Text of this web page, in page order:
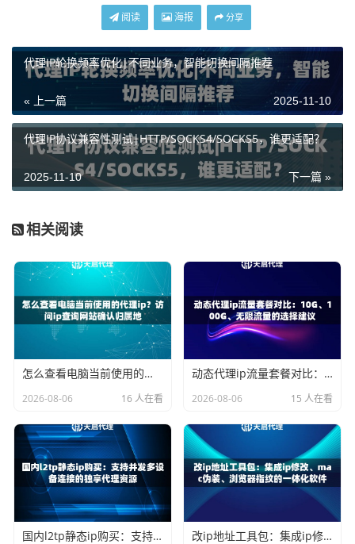
第二法则：智能调度要会"看路"
0毫秒级。当检测到某节点超过阈值时，系统自动切换备用线
路，比人工切换快200倍以上。
异常类型
应对策略
IP响应超时
0.5秒内自动切换
目标网站反爬 协议类型动态调整
区域访问限制 200+城市节点智能匹配
第三法则：流量伪装要会"变脸"
配合HTTP/HTTPS/SOCKS5协议自由切换，让每个请求都像
来自不同用户的真实设备。
实战部署的四步走策略
1. 压力测试阶段：用天启代理的免费试用资源做基准测试，
重点验证API接口的承载能力
提交层
3. 异常熔断机制：设置每秒失败请求阈值，触发时自动启用
备选IP池
4. 日志分析优化：利用请求时间戳分析，错峰调度高频率请
阅读 海报 分享
代理IP轮换频率优化|不同业务，智能切换间隔推荐
« 上一篇 2025-11-10
代理IP协议兼容性测试|HTTP/SOCKS4/SOCKS5，谁更适配？
下一篇 »
2025-11-10
相关阅读
怎么查看电脑当前使用的代理ip？访问ip查询网站确认归属地
2026-08-06 16 人在看
动态代理ip流量套餐对比：10G、100G、无限流量的选择建议
2026-08-06 15 人在看
国内l2tp静态ip购买：支持并发多设备连接的独享代理资源 改ip地址工具包：集成ip修改、mac伪装、浏览器指纹的一体化软件